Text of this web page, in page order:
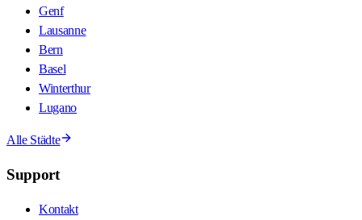
Genf
Lausanne
Bern
Basel
Winterthur
Lugano
Alle Städte
Support
Kontakt